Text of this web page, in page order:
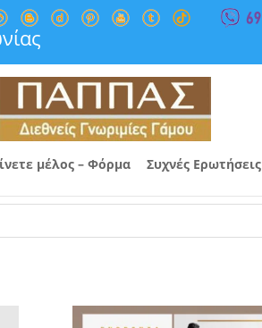
μέλος – Φόρμα Συχνές Ερωτήσεις